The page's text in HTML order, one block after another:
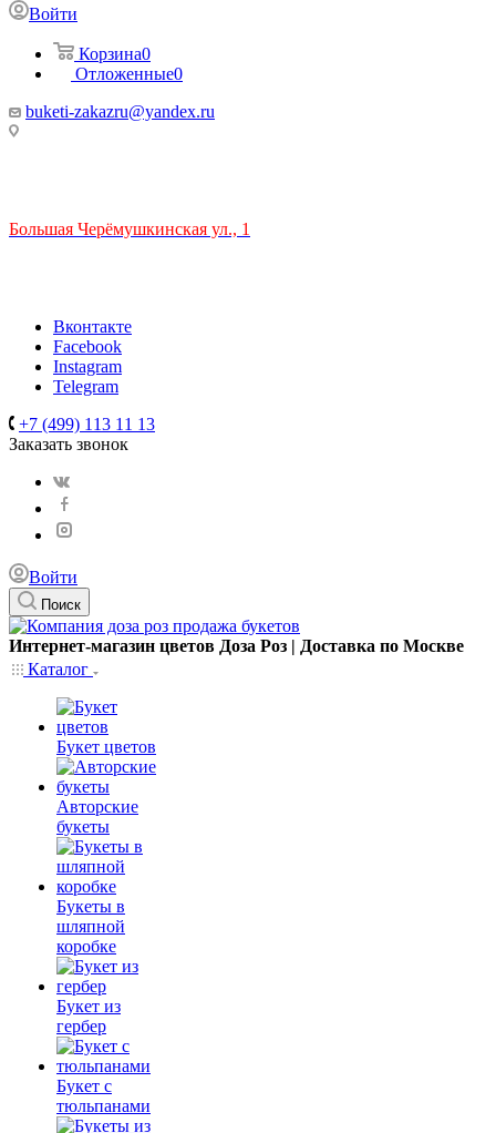
Войти
Корзина0
Отложенные0
buketi-zakazru@yandex.ru
Большая Черёмушкинская ул., 1
Вконтакте
Facebook
Instagram
Telegram
+7 (499) 113 11 13
Заказать звонок
Войти
Поиск
Интернет-магазин цветов Доза Роз | Доставка по Москве
Каталог
Букет цветов
Авторские
букеты
Букеты в
шляпной
коробке
Букет из
гербер
Букет с
тюльпанами